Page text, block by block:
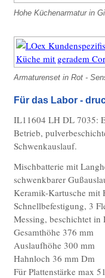
ES-
Kniehebel
Elektronik
Sonderfertigungen
Sonderfertigungen
Anwendungen
Medizin
Labor
Bad – barrierefrei
Objektbereich
Hohe Küchenarmatur in
Armaturenset in Rot -
Für das Labor -
IL11604 LH DL 7035:
Betrieb,
Schwenkauslauf.
Mischbatterie mit
schwenkbarer
Keramik-Kartusche mit
Schnellbefestigung, 3
Messing, beschichtet in
Gesamthöhe 376 mm
Auslaufhöhe 300 mm
Hahnloch 36 mm Dm
Für Plattenstärke max